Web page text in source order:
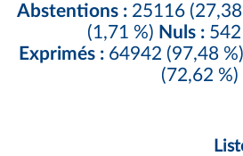
Abstentions : 25116 (27,38
(1,71 %) Nuls :542
Exprimés : 64942 (97,48 %)
(72,62 %)